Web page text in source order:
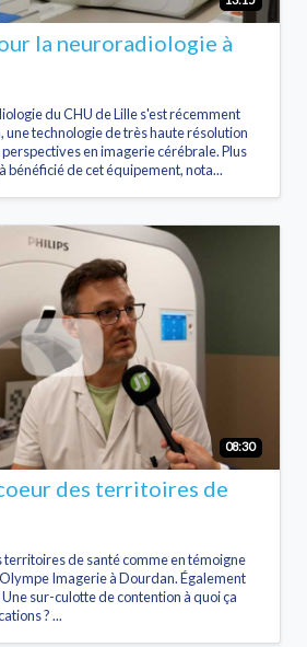
la neuroradiologie à
du CHU de Lille s'est récemment
une technologie de très haute résolution
en imagerie cérébrale. Plus
bénéficié de cet équipement, nota...
08:30
des territoires de
territoires de santé comme en témoigne
Imagerie à Dourdan. Également
sur-culotte de contention à quoi ça
? ...